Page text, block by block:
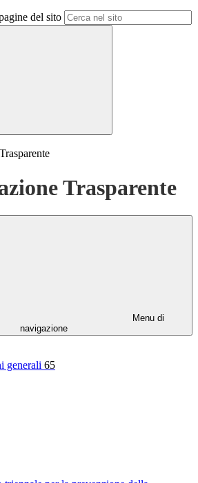
del sito
Trasparente
Menu di
navigazione
generali 65